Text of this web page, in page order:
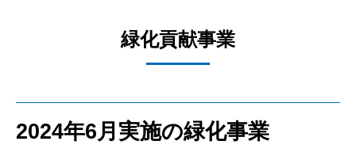
緑化貢献事業
2024年6月実施の緑化事業